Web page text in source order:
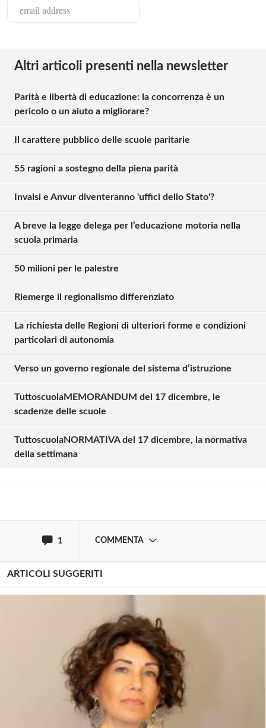
Altri articoli presenti nella newsletter
Parità e libertà di educazione: la concorrenza è un
pericolo o un aiuto a migliorare?
Il carattere pubblico delle scuole paritarie
55 ragioni a sostegno della piena parità
Invalsi e Anvur diventeranno 'uffici dello Stato'?
A breve la legge delega per l’educazione motoria nella
scuola primaria
50 milioni per le palestre
Riemerge il regionalismo differenziato
La richiesta delle Regioni di ulteriori forme e condizioni
particolari di autonomia
Verso un governo regionale del sistema d’istruzione
TuttoscuolaMEMORANDUM del 17 dicembre, le
scadenze delle scuole
TuttoscuolaNORMATIVA del 17 dicembre, la normativa
della settimana
1 COMMENTA
Solo gli utenti registrati possono
commentare!
Effettua il Login
oppure accedi via
Andreana Pilo
merito.
ARTICOLI SUGGERITI